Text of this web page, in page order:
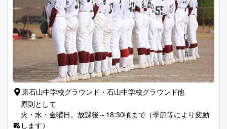
東石山中学校グラウンド・石山中学校グラウンド他
原則として
火・水・金曜日。放課後～18:30頃まで（季節等により変動
します）